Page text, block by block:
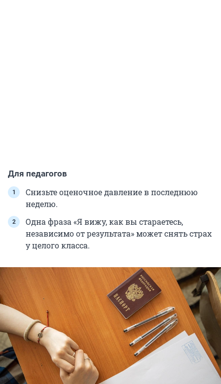
Для педагогов
Снизьте оценочное давление в последнюю
неделю.
Одна фраза «Я вижу, как вы стараетесь,
независимо от результата» может снять страх
у целого класса.